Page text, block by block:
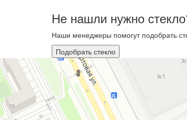
Не нашли нужно
Наши менеджеры помогут подобрать
Подобрать стекло